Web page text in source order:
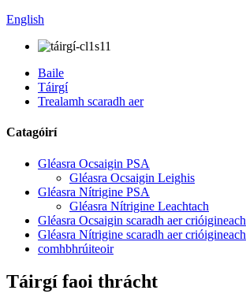
English
Baile
Táirgí
Trealamh scaradh aer
Catagóirí
Gléasra Ocsaigin PSA
Gléasra Ocsaigin Leighis
Gléasra Nítrigine PSA
Gléasra Nítrigine Leachtach
Gléasra Ocsaigin scaradh aer crióigineach
Gléasra Nítrigine scaradh aer crióigineach
comhbhrúiteoir
Táirgí faoi thrácht